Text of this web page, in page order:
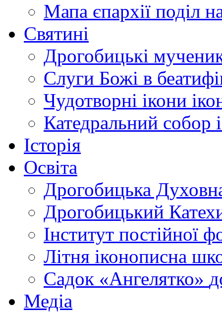
Мапа єпархії поділ
Святині
Дрогобицькі
Слуги Божі в
Чудотворні ікони
Катедральний собор
Історія
Освіта
Дрогобицька
Дрогобицький
Інститут постійної
Літня іконописна
Садок «Ангелятко»
Медіа